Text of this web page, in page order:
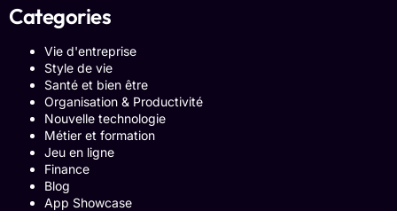
Categories
Vie d'entreprise
Style de vie
Santé et bien être
Organisation & Productivité
Nouvelle technologie
Métier et formation
Jeu en ligne
Finance
Blog
App Showcase